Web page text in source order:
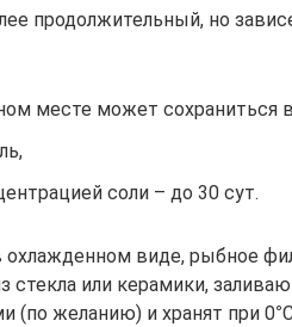
продолжительный, но
месте может сохраниться
соли – до 30 сут.
охлажденном виде, рыбное
или керамики,
(по желанию) и хранят при 0°